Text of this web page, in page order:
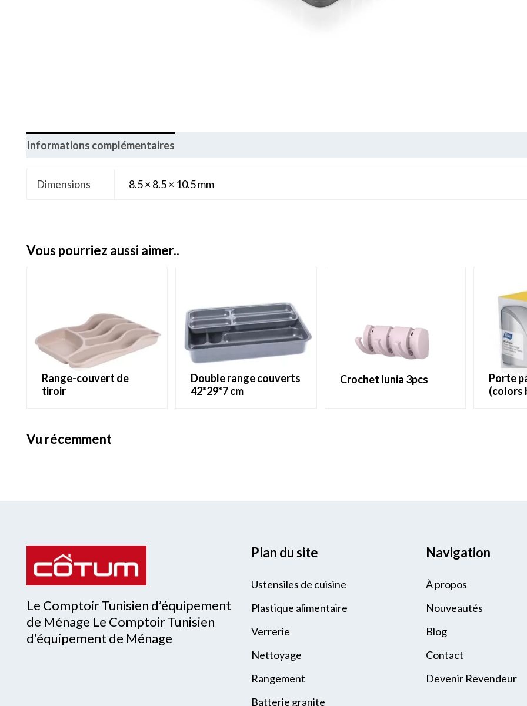
Informations complémentaires
Dimensions 8.5 × 8.5 × 10.5 mm
vous pourriez aussi aimer..
range-couvert de
tiroir
double range couverts
42*29*7 cm
crochet lunia 3pcs
porte papier wallstar
(colors
vu récemment
Le Comptoir Tunisien d’équipement
de Ménage Le Comptoir Tunisien
d’équipement de Ménage
Plan du site
Ustensiles de cuisine
Plastique alimentaire
Verrerie
Nettoyage
Rangement
Batterie granite
Navigation
À propos
Nouveautés
Blog
Contact
Devenir Revendeur